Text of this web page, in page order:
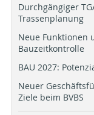
Durchgängiger
Trassenplanung
Neue Funktionen
Bauzeitkontrolle
BAU 2027:
Neuer
Ziele beim BVBS